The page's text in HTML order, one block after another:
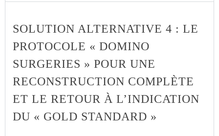
SOLUTION ALTERNATIVE 4 : LE
PROTOCOLE « DOMINO
SURGERIES » POUR UNE
RECONSTRUCTION COMPLÈTE
ET LE RETOUR À L’INDICATION
DU « GOLD STANDARD »